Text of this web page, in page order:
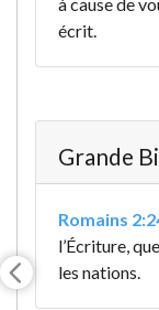
écrit.
Grande
Romains
l’Écriture,
les nations.